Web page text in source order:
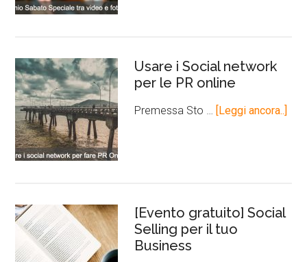
Usare i Social network
per le PR online
Premessa Sto … [Leggi ancora..]
[Evento gratuito] Social
Selling per il tuo
Business